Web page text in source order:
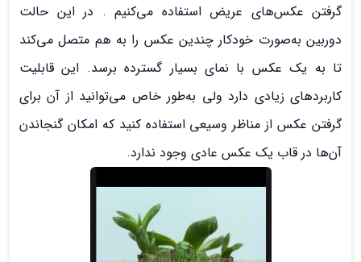
گرفتن عکس‌های عریض استفاده می‌کنیم . در این حالت
دوربین به‌صورت خودکار چندین عکس را به هم متصل می‌کند
تا به یک عکس با نمای بسیار گسترده برسد. این قابلیت
کاربردهای زیادی دارد ولی به‌طور خاص می‌توانید از آن برای
گرفتن عکس از مناظر وسیعی استفاده کنید که امکان گنجاندن
آن‌ها در قاب یک عکس عادی وجود ندارد.